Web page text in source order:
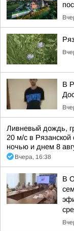
В
Ливневый дождь,
20 м/с в
ночью и днем 8
Вчера, 16:38
В